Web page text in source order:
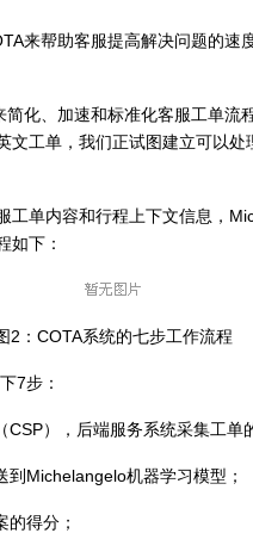
来帮助客服提高解决问题的速
、加速和标准化客服工单流
文工单，我们正试图建立可以
单内容和行程上下文信息，
如下：
2：COTA系统的七步工作流程
7步：
），后端服务系统采集工单
Michelangelo机器学习模型；
得分；